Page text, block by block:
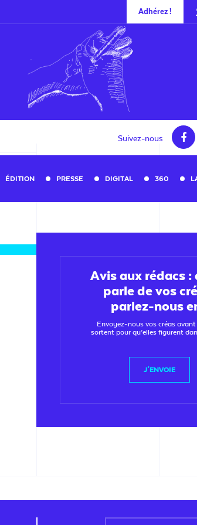
Adhérez !
Suivez-nous
ÉDITION PRESSE DIGITAL 360
Avis aux rédacs :
parle de vos
parlez-nous
Envoyez-nous vos créas avant
sortent pour qu’elles figurent
J'ENVOIE